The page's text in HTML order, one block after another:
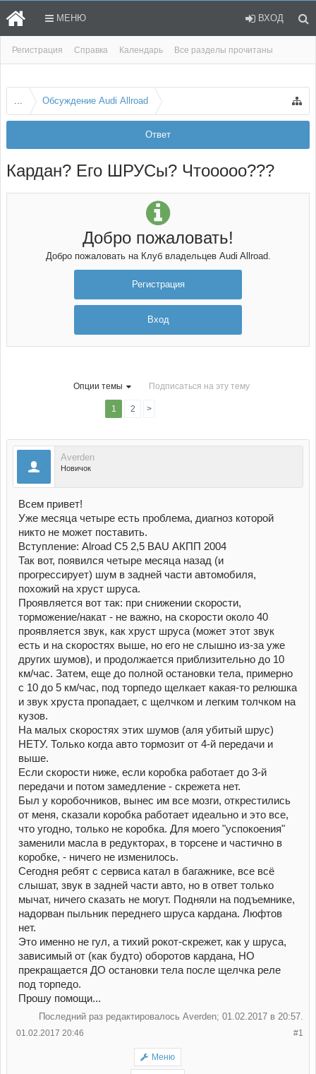
Регистрация Справка Календарь Все разделы прочитаны
МЕНЮ ВХОД
Ответ
... Обсуждение Audi Allroad
Кардан? Его ШРУСы? Чтооооо???
Добро пожаловать!
Добро пожаловать на Клуб владельцев Audi Allroad.
Регистрация
Вход
Опции темы Подписаться на эту тему
1 2 >
Averden
Новичок
Всем привет!
Уже месяца четыре есть проблема, диагноз которой
никто не может поставить.
Вступление: Alroad C5 2,5 BAU АКПП 2004
Так вот, появился четыре месяца назад (и
прогрессирует) шум в задней части автомобиля,
похожий на хруст шруса.
Проявляется вот так: при снижении скорости,
торможение/накат - не важно, на скорости около 40
проявляется звук, как хруст шруса (может этот звук
есть и на скоростях выше, но его не слышно из-за уже
других шумов), и продолжается приблизительно до 10
км/час. Затем, еще до полной остановки тела, примерно
с 10 до 5 км/час, под торпедо щелкает какая-то релюшка
и звук хруста пропадает, с щелчком и легким толчком на
кузов.
На малых скоростях этих шумов (аля убитый шрус)
НЕТУ. Только когда авто тормозит от 4-й передачи и
выше.
Если скорости ниже, если коробка работает до 3-й
передачи и потом замедление - скрежета нет.
Был у коробочников, вынес им все мозги, открестились
от меня, сказали коробка работает идеально и это все,
что угодно, только не коробка. Для моего "успокоения"
заменили масла в редукторах, в торсене и частично в
коробке, - ничего не изменилось.
Сегодня ребят с сервиса катал в багажнике, все всё
слышат, звук в задней части авто, но в ответ только
мычат, ничего сказать не могут. Подняли на подъемнике,
надорван пыльник переднего шруса кардана. Люфтов
нет.
Это именно не гул, а тихий рокот-скрежет, как у шруса,
зависимый от (как будто) оборотов кардана, НО
прекращается ДО остановки тела после щелчка реле
под торпедо.
Прошу помощи...
Последний раз редактировалось Averden; 01.02.2017 в 20:57.
#1
01.02.2017 20:46
Меню